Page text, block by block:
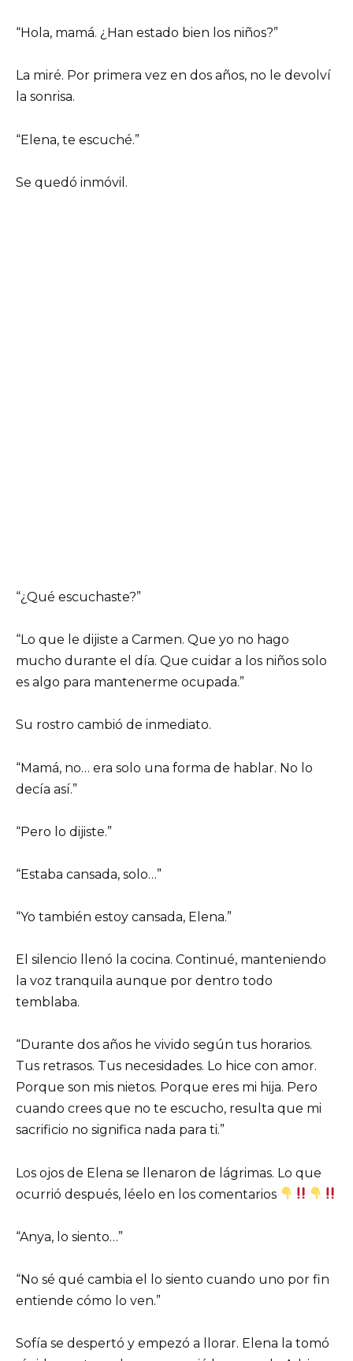
“Hola, mamá. ¿Han estado bien los niños?”
La miré. Por primera vez en dos años, no le devolví
la sonrisa.
“Elena, te escuché.”
Se quedó inmóvil.
“¿Qué escuchaste?”
“Lo que le dijiste a Carmen. Que yo no hago
mucho durante el día. Que cuidar a los niños solo
es algo para mantenerme ocupada.”
Su rostro cambió de inmediato.
“Mamá, no… era solo una forma de hablar. No lo
decía así.”
“Pero lo dijiste.”
“Estaba cansada, solo…”
“Yo también estoy cansada, Elena.”
El silencio llenó la cocina. Continué, manteniendo
la voz tranquila aunque por dentro todo
temblaba.
“Durante dos años he vivido según tus horarios.
Tus retrasos. Tus necesidades. Lo hice con amor.
Porque son mis nietos. Porque eres mi hija. Pero
cuando crees que no te escucho, resulta que mi
sacrificio no significa nada para ti.”
Los ojos de Elena se llenaron de lágrimas. Lo que
ocurrió después, léelo en los comentarios
“Anya, lo siento…”
“No sé qué cambia el lo siento cuando uno por fin
entiende cómo lo ven.”
Sofía se despertó y empezó a llorar. Elena la tomó